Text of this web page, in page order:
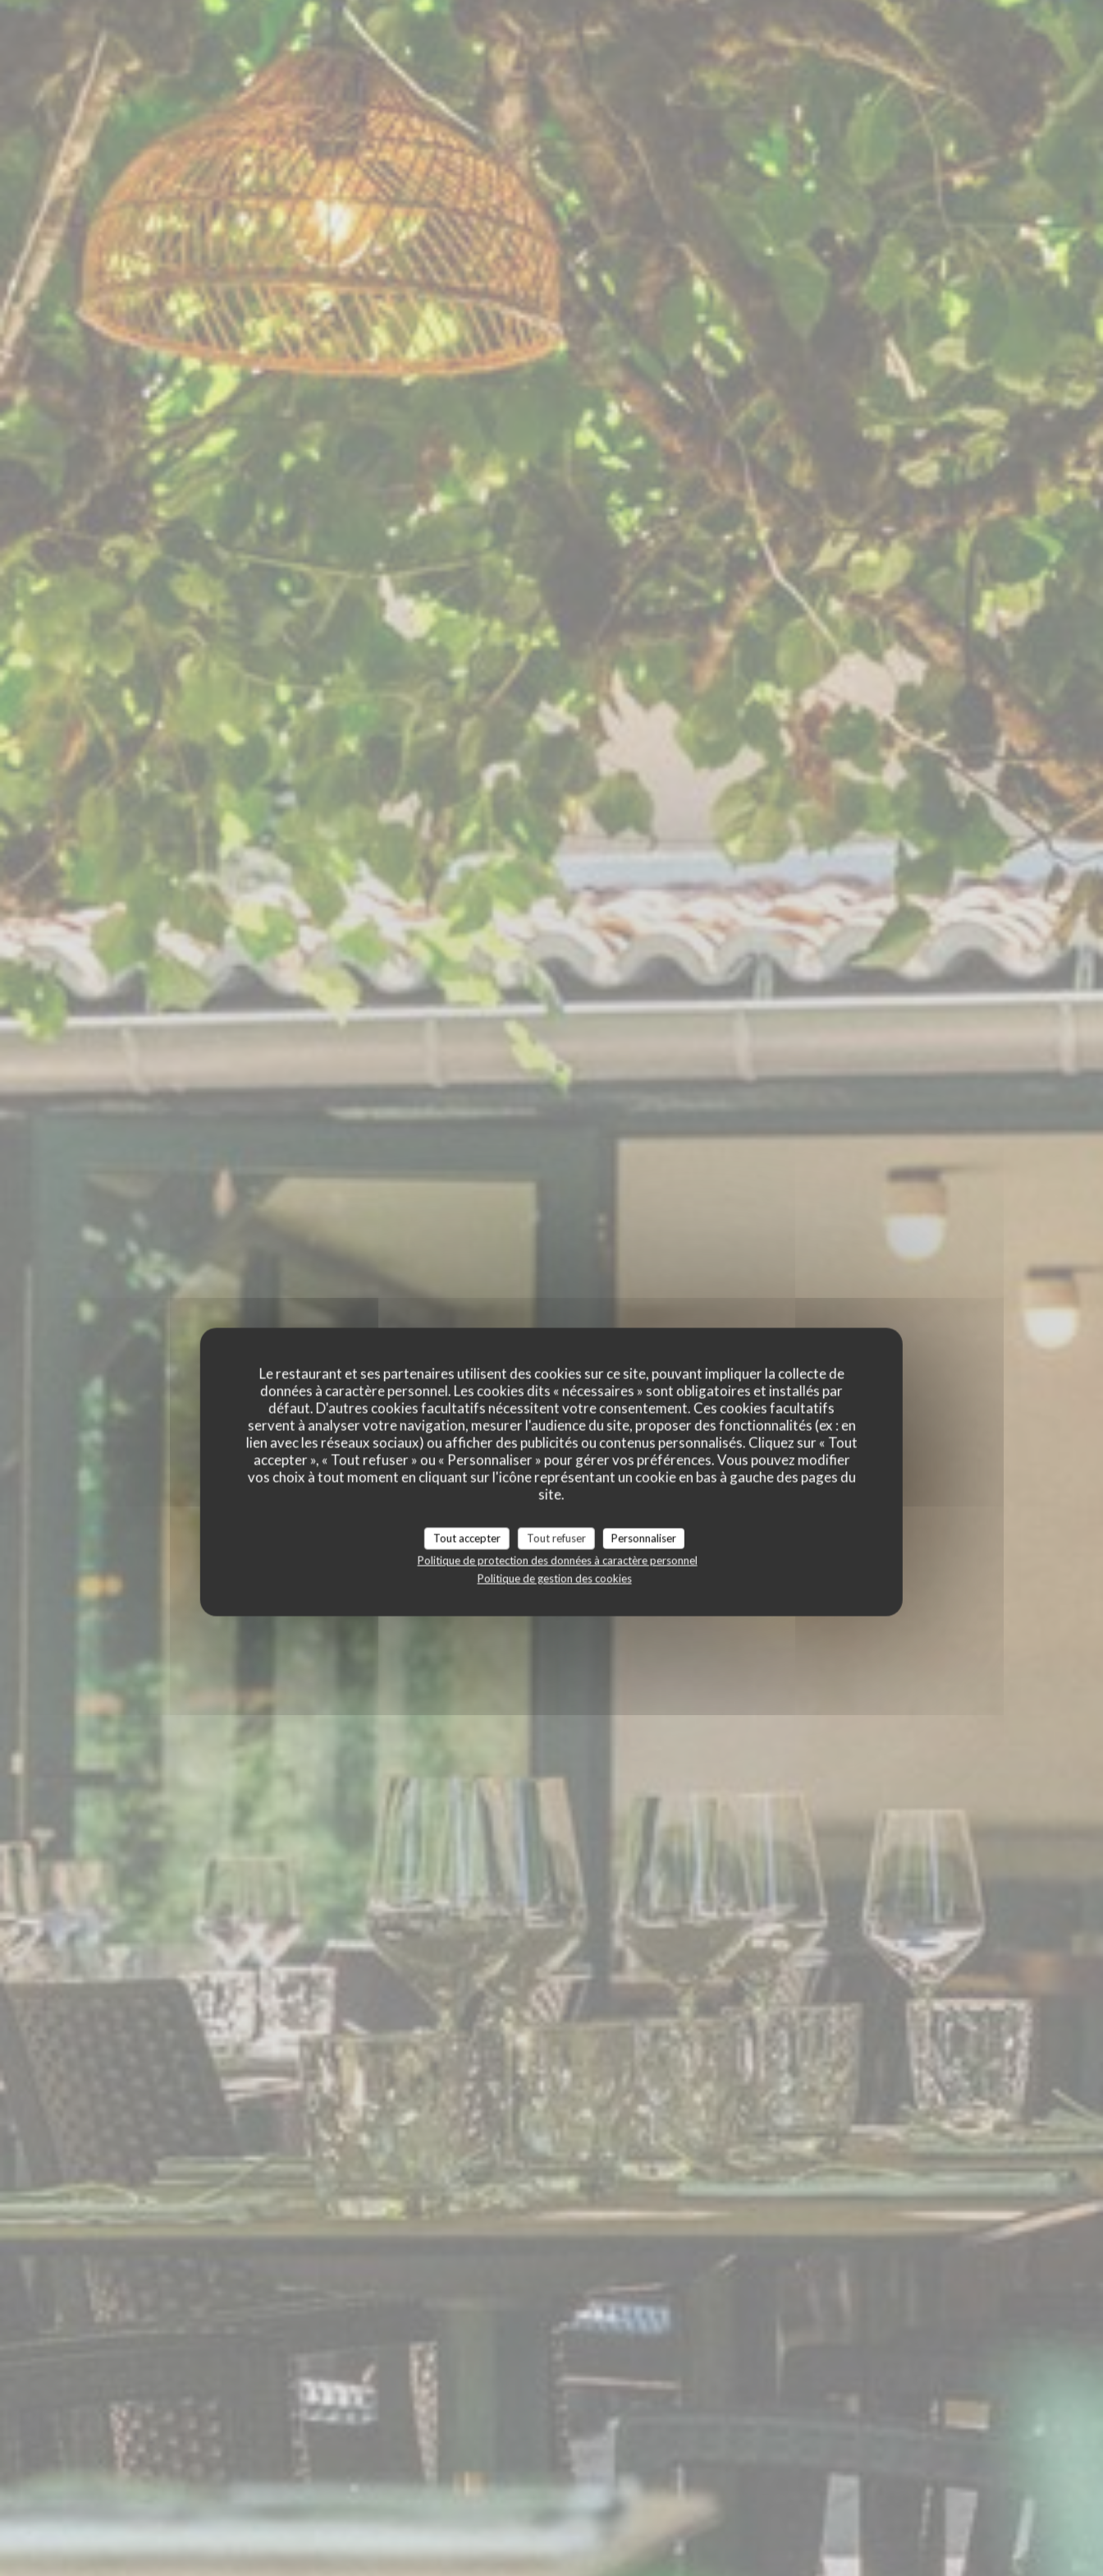
Le restaurant et ses partenaires utilisent des cookies sur ce site, pouvant impliquer la collecte de
données à caractère personnel. Les cookies dits « nécessaires » sont obligatoires et installés par
défaut. D'autres cookies facultatifs nécessitent votre consentement. Ces cookies facultatifs
servent à analyser votre navigation, mesurer l'audience du site, proposer des fonctionnalités (ex : en
lien avec les réseaux sociaux) ou afficher des publicités ou contenus personnalisés. Cliquez sur « Tout
accepter », « Tout refuser » ou « Personnaliser » pour gérer vos préférences. Vous pouvez modifier
vos choix à tout moment en cliquant sur l'icône représentant un cookie en bas à gauche des pages du
site.
Tout accepter Tout refuser
Personnaliser
Politique de protection des données à caractère personnel
Politique de gestion des cookies
RÉSERVER